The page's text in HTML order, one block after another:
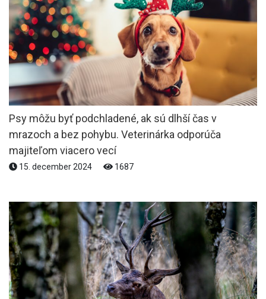
Psy môžu byť podchladené, ak sú dlhší čas v
mrazoch a bez pohybu. Veterinárka odporúča
majiteľom viacero vecí
15. december 2024 1687